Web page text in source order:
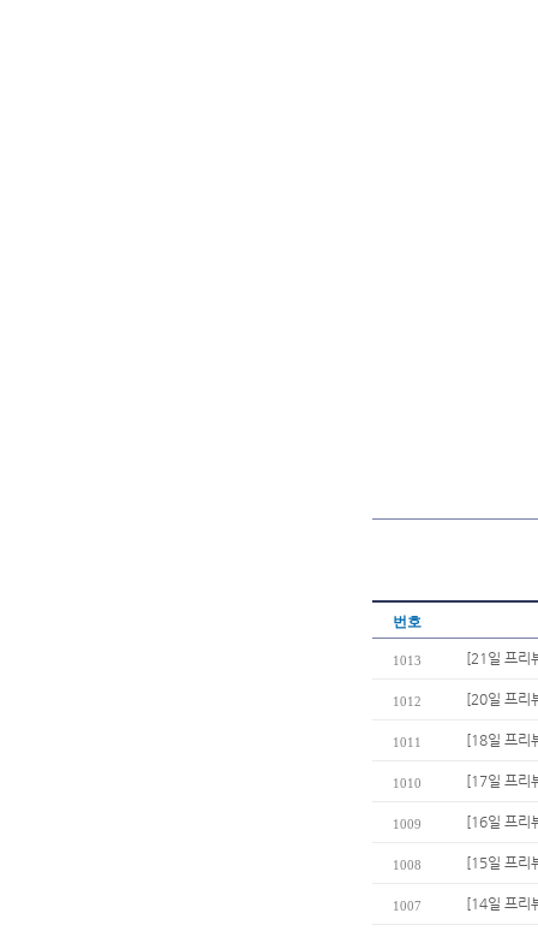
번호
1013 [21일 프리
1012 [20일 프리
1011 [18일 프리
1010 [17일 프리
1009 [16일 프리
1008 [15일 프리
1007 [14일 프리